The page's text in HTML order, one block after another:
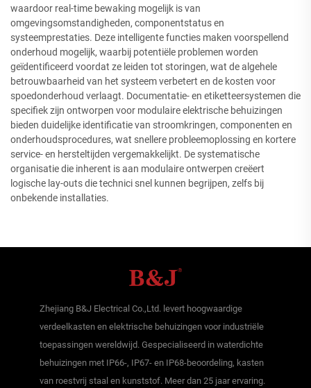
waardoor real-time bewaking mogelijk is van
omgevingsomstandigheden, componentstatus en
systeemprestaties. Deze intelligente functies maken voorspellend
onderhoud mogelijk, waarbij potentiële problemen worden
geïdentificeerd voordat ze leiden tot storingen, wat de algehele
betrouwbaarheid van het systeem verbetert en de kosten voor
spoedonderhoud verlaagt. Documentatie- en etiketteersystemen die
specifiek zijn ontworpen voor modulaire elektrische behuizingen
bieden duidelijke identificatie van stroomkringen, componenten en
onderhoudsprocedures, wat snellere probleemoplossing en kortere
service- en hersteltijden vergemakkelijkt. De systematische
organisatie die inherent is aan modulaire ontwerpen creëert
logische lay-outs die technici snel kunnen begrijpen, zelfs bij
onbekende installaties.
Zhejiang B&J Electrical Co.,Ltd. levert hoogwaardige
verdeelkasten en elektrische behuizingen voor industriële
toepassingen wereldwijd. Gespecialiseerd in waterdichte
behuizingen met IP66-, IP67- en IP68-beoordeling, kasten
van roestvrij staal en kunststof. Meer dan 25 jaar ervaring.